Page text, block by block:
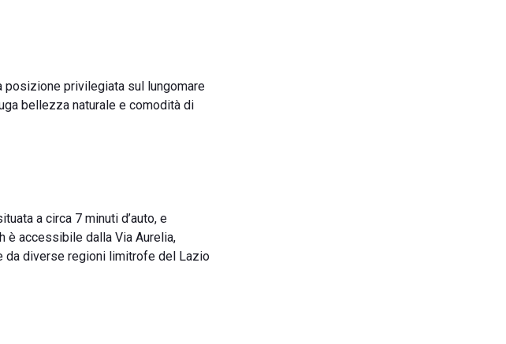
posizione privilegiata sul lungomare
bellezza naturale e comodità di
a circa 7 minuti d’auto, e
è accessibile dalla Via Aurelia,
da diverse regioni limitrofe del Lazio